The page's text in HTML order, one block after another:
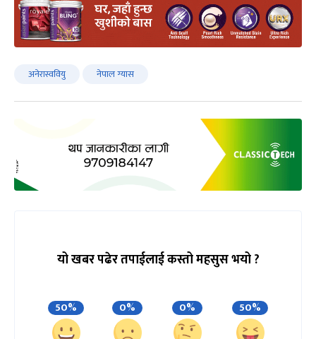
अनेरास्ववियु नेपाल ग्यास
यो खबर पढेर तपाईलाई कस्तो महसुस भयो ?
50% 0% 0% 50%